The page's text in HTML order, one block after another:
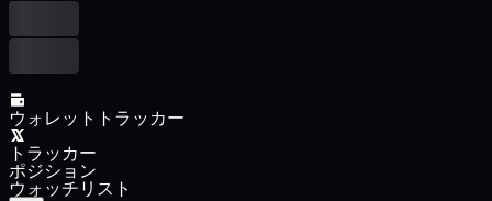
ウォレットトラッカー
トラッカー
ポジション
ウォッチリスト